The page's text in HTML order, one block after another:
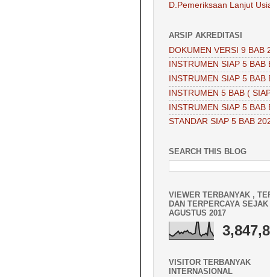
D.Pemeriksaan Lanjut
ARSIP AKREDITASI
DOKUMEN VERSI 9 BAB
INSTRUMEN SIAP 5 BAB
INSTRUMEN SIAP 5 BAB
INSTRUMEN 5 BAB (
INSTRUMEN SIAP 5 BAB
STANDAR SIAP 5 BAB
SEARCH THIS BLOG
VIEWER TERBANYAK ,
DAN TERPERCAYA SEJAK
AGUSTUS 2017
VISITOR TERBANYAK
INTERNASIONAL